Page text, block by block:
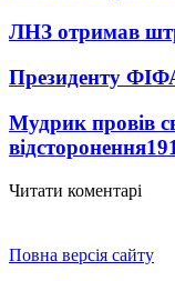
ЛНЗ отримав
Президенту
Мудрик провів
відсторонення
Читати коментарі
Повна версія сайту